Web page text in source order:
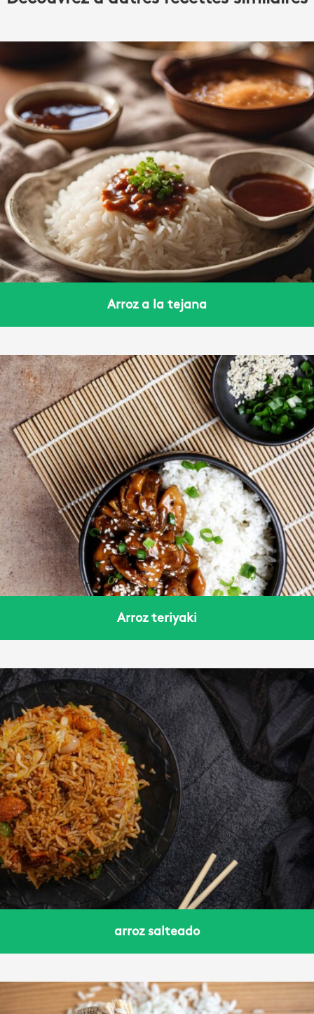
Arroz a la tejana
Arroz teriyaki
arroz salteado